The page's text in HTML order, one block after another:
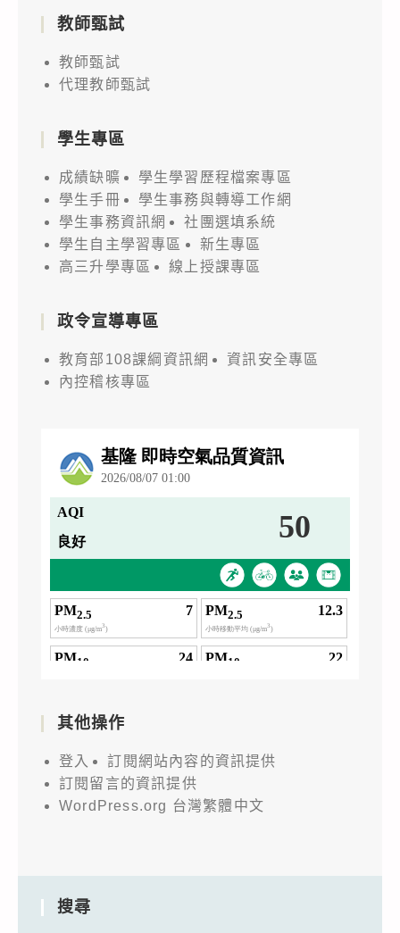
教師甄試
教師甄試
代理教師甄試
學生專區
成績缺曠
學生學習歷程檔案專區
學生手冊
學生事務與轉導工作網
學生事務資訊網
社團選填系統
學生自主學習專區
新生專區
高三升學專區
線上授課專區
政令宣導專區
教育部108課綱資訊網
資訊安全專區
內控稽核專區
其他操作
登入
訂閱網站內容的資訊提供
訂閱留言的資訊提供
WordPress.org 台灣繁體中文
搜尋